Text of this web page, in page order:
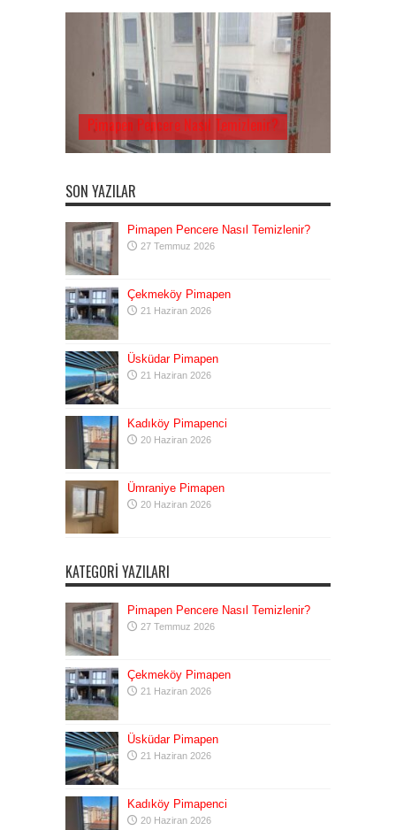
Pimapen Pencere Nasıl Temizlenir?
SON YAZILAR
Pimapen Pencere Nasıl Temizlenir?
27 Temmuz 2026
Çekmeköy Pimapen
21 Haziran 2026
Üsküdar Pimapen
21 Haziran 2026
Kadıköy Pimapenci
20 Haziran 2026
Ümraniye Pimapen
20 Haziran 2026
KATEGORI YAZILARI
Pimapen Pencere Nasıl Temizlenir?
27 Temmuz 2026
Çekmeköy Pimapen
21 Haziran 2026
Üsküdar Pimapen
21 Haziran 2026
Kadıköy Pimapenci
20 Haziran 2026